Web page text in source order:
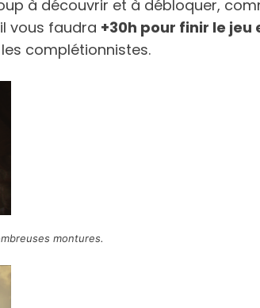
à découvrir et à débloquer,
vous faudra +30h pour finir le jeu
complétionnistes.
montures.